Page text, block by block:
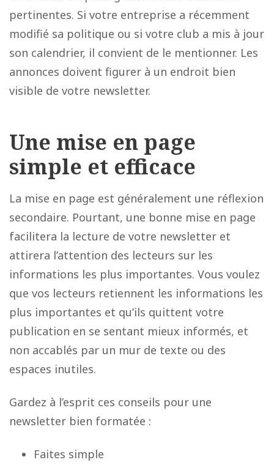
pertinentes. Si votre entreprise a récemment
modifié sa politique ou si votre club a mis à jour
son calendrier, il convient de le mentionner. Les
annonces doivent figurer à un endroit bien
visible de votre newsletter.
Une mise en page
simple et efficace
La mise en page est généralement une réflexion
secondaire. Pourtant, une bonne mise en page
facilitera la lecture de votre newsletter et
attirera l’attention des lecteurs sur les
informations les plus importantes. Vous voulez
que vos lecteurs retiennent les informations les
plus importantes et qu’ils quittent votre
publication en se sentant mieux informés, et
non accablés par un mur de texte ou des
espaces inutiles.
Gardez à l’esprit ces conseils pour une
newsletter bien formatée :
Faites simple